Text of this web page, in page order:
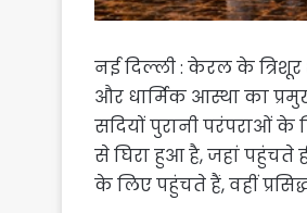
नई दिल्ली : केरल के
और धार्मिक आस्था का
सदियों पुरानी परंपराओं के
से घिरा हुआ है, जहां पहुंचते
के लिए पहुंचते हैं, वहीं